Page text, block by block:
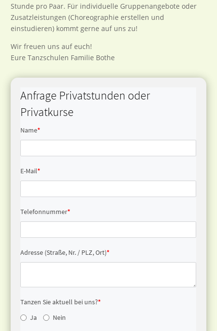
Stunde pro Paar. Für individuelle Gruppenangebote oder
Zusatzleistungen (Choreographie erstellen und
einstudieren) kommt gerne auf uns zu!
Wir freuen uns auf euch!
Eure Tanzschulen Familie Bothe